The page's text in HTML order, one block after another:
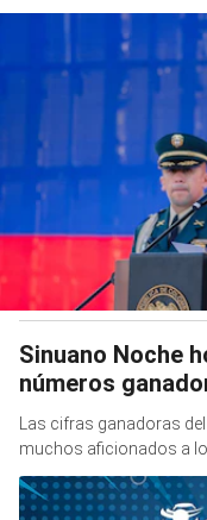
Sinuano Noche
números
Las cifras ganadoras
muchos aficionados a